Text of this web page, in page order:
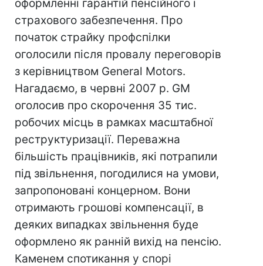
оформленні гарантій пенсійного і
страхового забезпечення. Про
початок страйку профспілки
оголосили після провалу переговорів
з керівництвом General Motors.
Нагадаємо, в червні 2007 р. GM
оголосив про скорочення 35 тис.
робочих місць в рамках масштабної
реструктуризації. Переважна
більшість працівників, які потрапили
під звільнення, погодилися на умови,
запропоновані концерном. Вони
отримають грошові компенсації, в
деяких випадках звільнення буде
оформлено як ранній вихід на пенсію.
Каменем спотикання у спорі